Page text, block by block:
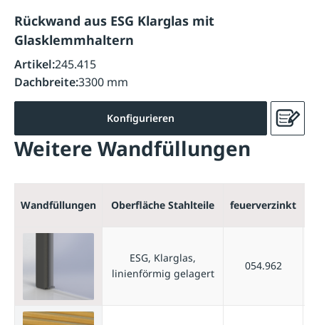
Rückwand aus ESG Klarglas mit
Glasklemmhaltern
Artikel:245.415
Dachbreite:3300 mm
Konfigurieren
Weitere Wandfüllungen
Wandfüllungen Oberfläche Stahlteile feuerverzinkt
ESG, Klarglas,
linienförmig gelagert
054.962